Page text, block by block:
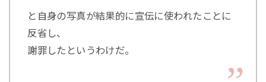
と自身の写真が結果的に宣伝に使われたことに
反省し、
謝罪したというわけだ。